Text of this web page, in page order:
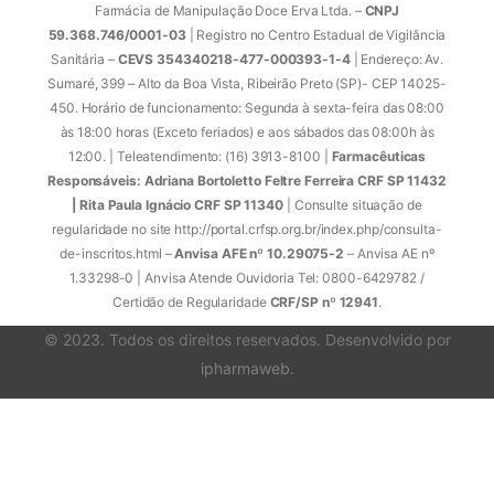
Farmácia de Manipulação Doce Erva Ltda. – CNPJ
59.368.746/0001-03| Registro no Centro Estadual de Vigilância
Sanitária –CEVS 354340218-477-000393-1-4| Endereço: Av.
Sumaré, 399 – Alto da Boa Vista, Ribeirão Preto (SP)- CEP 14025-
450. Horário de funcionamento: Segunda à sexta-feira das 08:00
às 18:00 horas (Exceto feriados) e aos sábados das 08:00h às
12:00. | Teleatendimento: (16) 3913-8100 | Farmacêuticas
Responsáveis: Adriana Bortoletto Feltre Ferreira CRF SP 11432
| Rita Paula Ignácio CRF SP 11340 | Consulte situação de
regularidade no site http://portal.crfsp.org.br/index.php/consulta-
de-inscritos.html –Anvisa AFE nº 10.29075-2 – Anvisa AE nº
1.33298-0 | Anvisa Atende Ouvidoria Tel: 0800-6429782 /
Certidão de Regularidade CRF/SP nº 12941.
© 2023. Todos os direitos reservados. Desenvolvido por
ipharmaweb.